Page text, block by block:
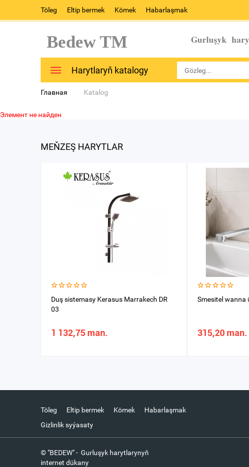
Töleg Eltip bermek Kömek Habarlaşmak
Bedew TM Gurluşyk
Harytlaryň katalogy
Главная Katalog
Элемент не найден
MEŇZEŞ HARYTLAR
Duş sistemasy Kerasus Marrakech DR
03
1 132,75 man.
Smesitel wanna
315,20 man.
Töleg Eltip bermek Kömek
Habarlaşmak
Gizlinlik syýasaty
© "BEDEW" - Gurluşyk harytlarynyň
internet dükany